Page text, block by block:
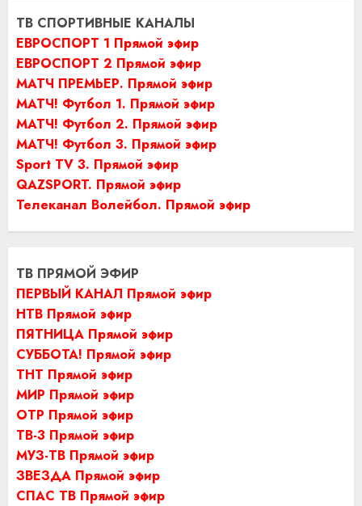
ТВ СПОРТИВНЫЕ КАНАЛЫ
ЕВРОСПОРТ 1 Прямой эфир
ЕВРОСПОРТ 2 Прямой эфир
МАТЧ ПРЕМЬЕР. Прямой эфир
МАТЧ! Футбол 1. Прямой эфир
МАТЧ! Футбол 2. Прямой эфир
МАТЧ! Футбол 3. Прямой эфир
Sport TV 3. Прямой эфир
QAZSPORT. Прямой эфир
Телеканал Волейбол. Прямой эфир
ТВ ПРЯМОЙ ЭФИР
ПЕРВЫЙ КАНАЛ Прямой эфир
НТВ Прямой эфир
ПЯТНИЦА Прямой эфир
СУББОТА! Прямой эфир
ТНТ Прямой эфир
МИР Прямой эфир
ОТР Прямой эфир
ТВ-3 Прямой эфир
МУЗ-ТВ Прямой эфир
ЗВЕЗДА Прямой эфир
СПАС ТВ Прямой эфир